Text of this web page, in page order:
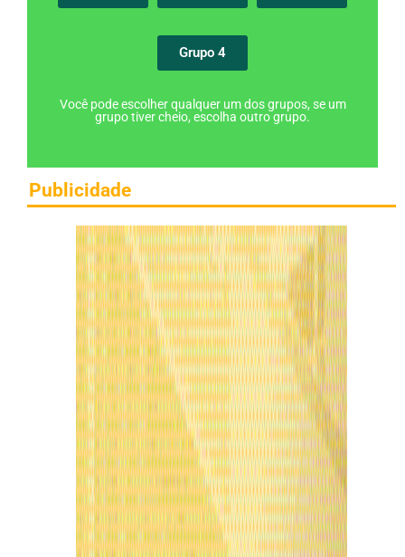
Grupo 4
Você pode escolher qualquer um dos grupos, se um
grupo tiver cheio, escolha outro grupo.
Publicidade